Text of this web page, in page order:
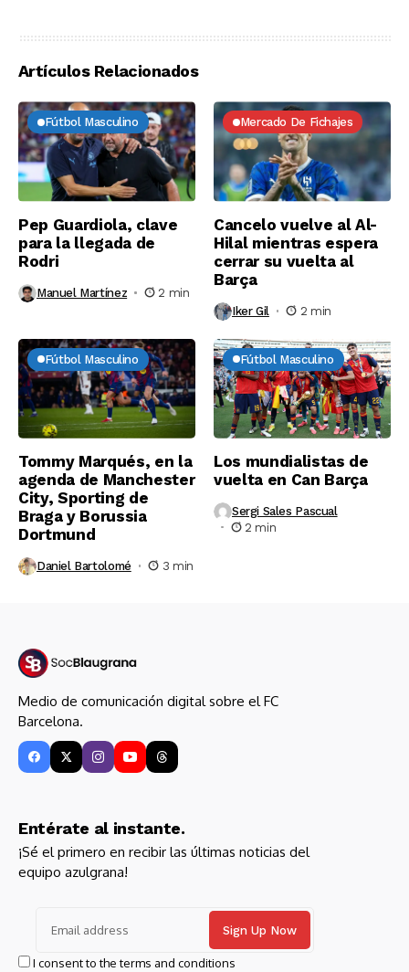
Artículos Relacionados
Fútbol Masculino
Pep Guardiola, clave
para la llegada de
Rodri
Manuel Martínez 2 min
Mercado De Fichajes
Cancelo vuelve al Al-
Hilal mientras espera
cerrar su vuelta al
Barça
Iker Gil 2 min
Fútbol Masculino
Tommy Marqués, en la
agenda de Manchester
City, Sporting de
Braga y Borussia
Dortmund
Daniel Bartolomé 3 min
Fútbol Masculino
Los mundialistas de
vuelta en Can Barça
Sergi Sales Pascual
2 min
Medio de comunicación digital sobre el FC
Barcelona.
Entérate al instante.
¡Sé el primero en recibir las últimas noticias del
equipo azulgrana!
I consent to the terms and conditions